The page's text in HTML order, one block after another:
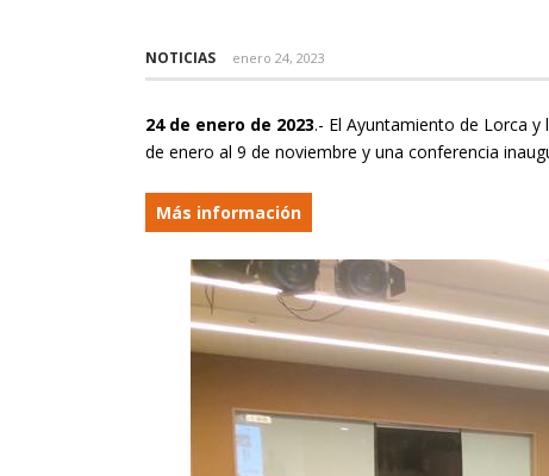
NOTICIAS enero 24, 2023
24 de enero de 2023.- El Ayuntamiento de Lorca y
de enero al 9 de noviembre y una conferencia
Más información